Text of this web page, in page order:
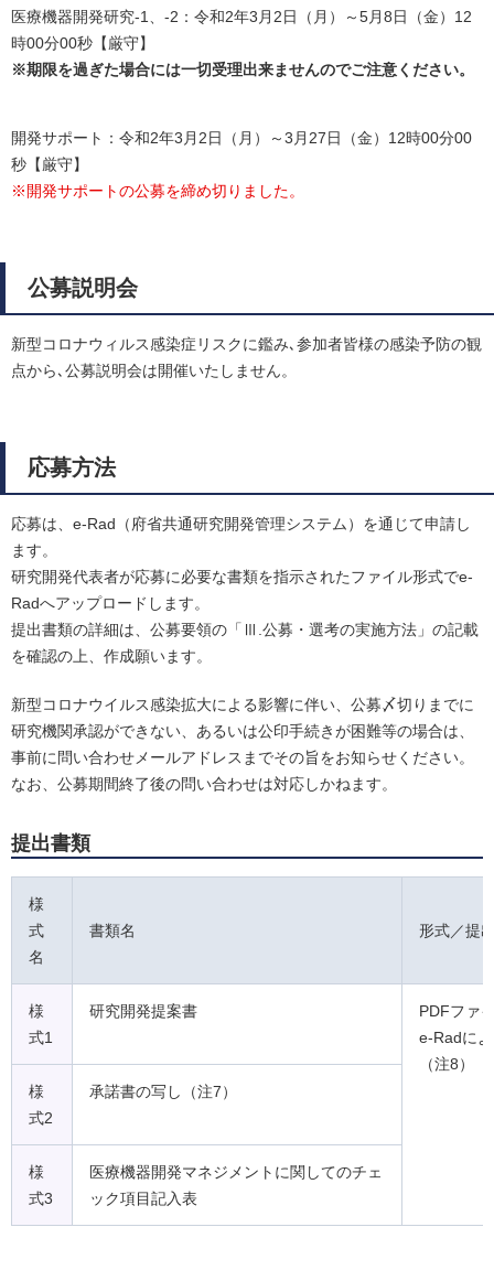
医療機器開発研究-1、-2：令和2年3月2日（月）～5月8日（金）12
時00分00秒【厳守】
※期限を過ぎた場合には一切受理出来ませんのでご注意ください。
開発サポート：令和2年3月2日（月）～3月27日（金）12時00分00
秒【厳守】
※開発サポートの公募を締め切りました。
公募説明会
新型コロナウィルス感染症リスクに鑑み､参加者皆様の感染予防の観
点から､公募説明会は開催いたしません。
応募方法
応募は、e-Rad（府省共通研究開発管理システム）を通じて申請し
ます。
研究開発代表者が応募に必要な書類を指示されたファイル形式でe-
Radへアップロードします。
提出書類の詳細は、公募要領の「Ⅲ.公募・選考の実施方法」の記載
を確認の上、作成願います。
新型コロナウイルス感染拡大による影響に伴い、公募〆切りまでに
研究機関承認ができない、あるいは公印手続きが困難等の場合は、
事前に問い合わせメールアドレスまでその旨をお知らせください。
なお、公募期間終了後の問い合わせは対応しかねます。
提出書類
様
式
名
書類名 形式／提
様
式1
研究開発提案書
PDFファ
e-Radに
（注8）
様
式2
承諾書の写し（注7）
様
式3
医療機器開発マネジメントに関してのチェ
ック項目記入表